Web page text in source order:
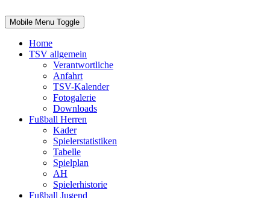
Mobile Menu Toggle
Home
TSV allgemein
Verantwortliche
Anfahrt
TSV-Kalender
Fotogalerie
Downloads
Fußball Herren
Kader
Spielerstatistiken
Tabelle
Spielplan
AH
Spielerhistorie
Fußball Jugend